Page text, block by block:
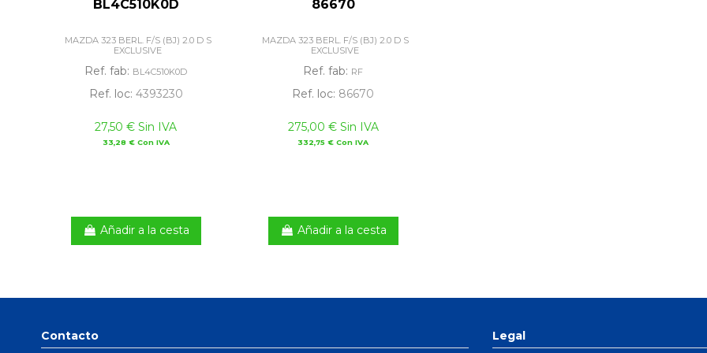
BL4C510K0D
MAZDA 323 BERL. F/S (BJ) 2.0 D S
EXCLUSIVE
Ref. fab: BL4C510K0D
Ref. loc: 4393230
27,50 € Sin IVA
33,28 € Con IVA
Añadir a la cesta
86670
MAZDA 323 BERL. F/S (BJ) 2.0 D S
EXCLUSIVE
Ref. fab: RF
Ref. loc: 86670
275,00 € Sin IVA
332,75 € Con IVA
Añadir a la cesta
Contacto Legal